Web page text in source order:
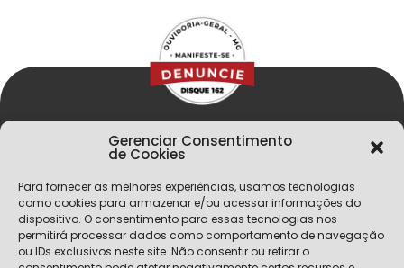
Gerenciar Consentimento
de Cookies
Para fornecer as melhores experiências, usamos tecnologias
como cookies para armazenar e/ou acessar informações do
dispositivo. O consentimento para essas tecnologias nos
permitirá processar dados como comportamento de navegação
ou IDs exclusivos neste site. Não consentir ou retirar o
Menu